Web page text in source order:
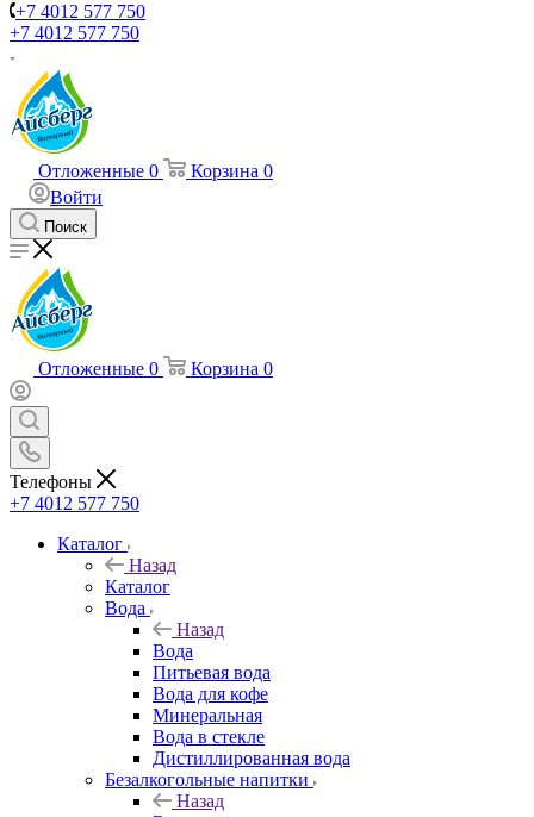
+7 4012 577 750
+7 4012 577 750
Отложенные 0 Корзина 0
Войти
Поиск
Отложенные 0 Корзина 0
Телефоны
+7 4012 577 750
Каталог
Назад
Каталог
Вода
Назад
Вода
Питьевая вода
Вода для кофе
Минеральная
Вода в стекле
Дистиллированная вода
Безалкогольные напитки
Назад